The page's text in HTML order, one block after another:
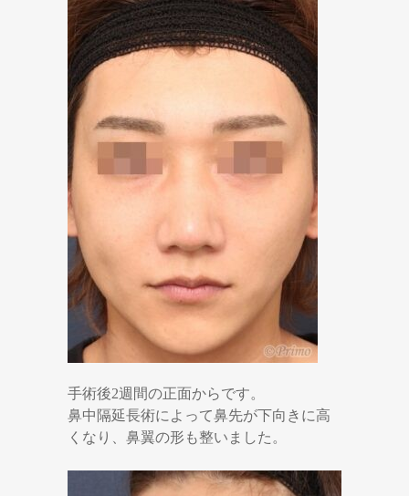
手術後2週間の正面からです。
鼻中隔延長術によって鼻先が下向きに高
くなり、鼻翼の形も整いました。